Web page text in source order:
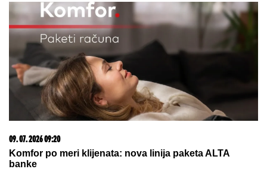
"NEĆE BITI KAO ONA KOJU PIŠU
OČAJNICE"Jovana Jeremić sprema
haos, o ovome će svi brujati: